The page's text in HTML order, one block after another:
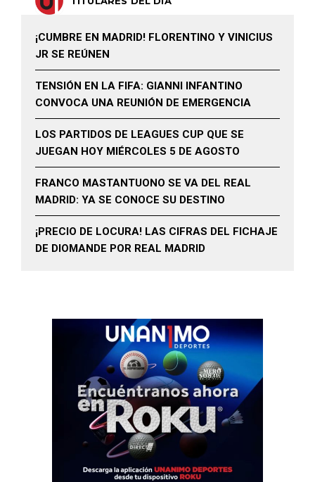
¡CUMBRE EN MADRID! FLORENTINO Y VINICIUS
JR SE REÚNEN
TENSIÓN EN LA FIFA: GIANNI INFANTINO
CONVOCA UNA REUNIÓN DE EMERGENCIA
LOS PARTIDOS DE LEAGUES CUP QUE SE
JUEGAN HOY MIÉRCOLES 5 DE AGOSTO
FRANCO MASTANTUONO SE VA DEL REAL
MADRID: YA SE CONOCE SU DESTINO
¡PRECIO DE LOCURA! LAS CIFRAS DEL FICHAJE
DE DIOMANDE POR REAL MADRID